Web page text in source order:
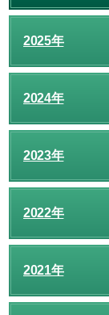
2025年
2024年
2023年
2022年
2021年